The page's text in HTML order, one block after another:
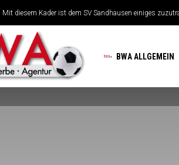
Mit diesem Kader ist dem SV Sandhausen einiges
TSG-Erfolgsarchitekten sehen sich für den Tanz auf
BWA ALLGEMEIN